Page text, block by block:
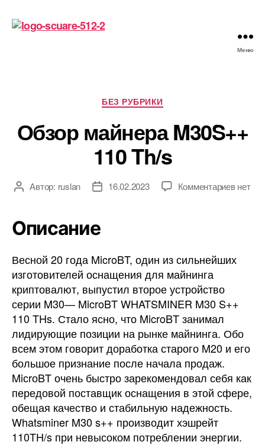
2022
Меню
Рубрики
БЕЗ РУБРИКИ
Обзор майнера M30S++
110 Th/s
АвторАвтор: ruslan
Дата16.02.2023 Комментариевк
Th/s
нет
Описание
Весной 20 года MicroBT, один из сильнейших
изготовителей оснащения для майнинга
криптовалют, выпустил второе устройство
серии M30— MicroBT WHATSMINER M30 S++
110 THs. Стало ясно, что MicroBT занимал
лидирующие позиции на рынке майнинга. Обо
всем этом говорит доработка старого M20 и его
большое признание после начала продаж.
MiсrоBT очень быстро зарекомендовал себя как
передовой поставщик оснащения в этой сфере,
обещая качество и стабильную надежность.
Whatsminer M30 s++ производит хэшрейт
110TH/s при невысоком потреблении энергии.